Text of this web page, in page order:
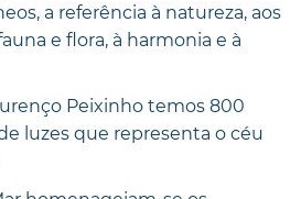
a referência à natureza, aos
e flora, à harmonia e à
Peixinho temos 800
luzes que representa o céu